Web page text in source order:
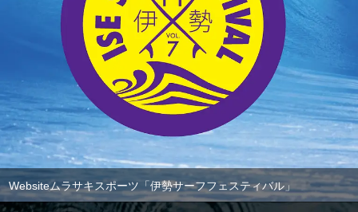
Websiteムラサキスポーツ「伊勢サーフフェスティバル」